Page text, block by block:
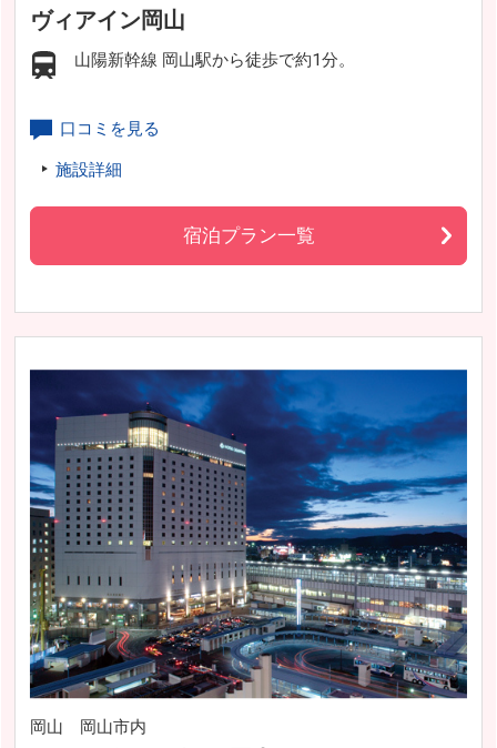
ヴィアイン岡山
山陽新幹線 岡山駅から徒歩で約1分。
口コミを見る
施設詳細
宿泊プラン一覧
岡山 岡山市内